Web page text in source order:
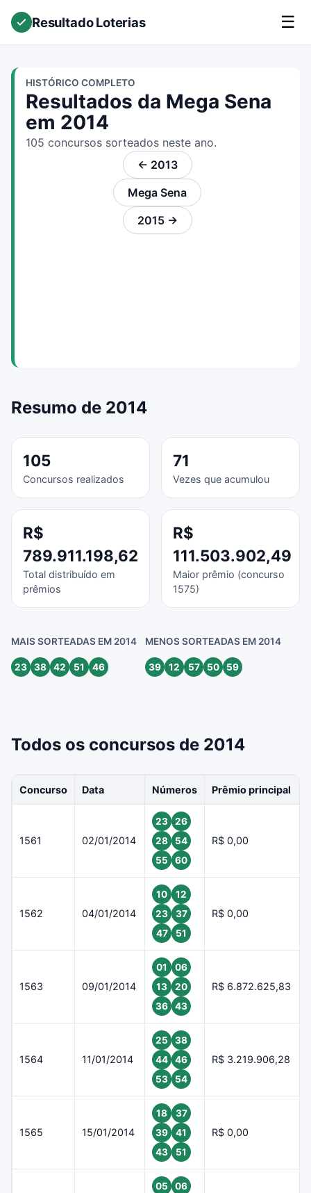
Resultado Loterias ☰
HISTÓRICO COMPLETO
Resultados da Mega Sena
em 2014
105 concursos sorteados neste ano.
← 2013
Mega Sena
2015 →
Resumo de 2014
105
Concursos realizados
71
Vezes que acumulou
R$
789.911.198,62
Total distribuído em
prêmios
R$
111.503.902,49
Maior prêmio (concurso
1575)
MAIS SORTEADAS EM 2014
23 38 42 51 46
MENOS SORTEADAS EM 2014
39 12 57 50 59
Todos os concursos de 2014
Concurso Data Números Prêmio principal
1561 02/01/2014
23
26
28
54
55
60
R$ 0,00
1562 04/01/2014
10
12
23
37
47
51
R$ 0,00
1563 09/01/2014
01
06
13
20
36
43
R$ 6.872.625,83
1564 11/01/2014
25
38
44
46
53
54
R$ 3.219.906,28
1565 15/01/2014
18
37
39
41
43
51
R$ 0,00
05
06